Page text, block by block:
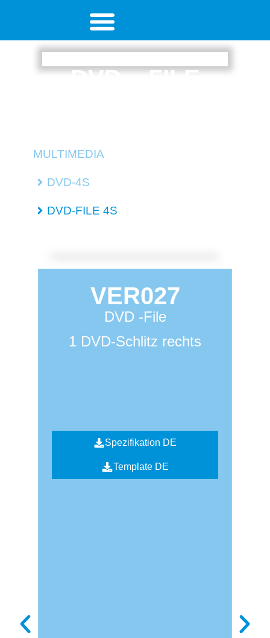
DVD – FILE
MULTIMEDIA
DVD-4S
DVD-FILE 4S
VER027
DVD -File
1 DVD-Schlitz rechts
Spezifikation DE
Template DE